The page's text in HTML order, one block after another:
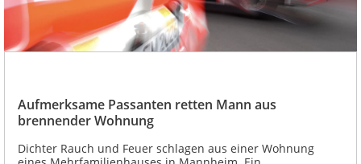
Aufmerksame Passanten retten Mann aus
brennender Wohnung
Dichter Rauch und Feuer schlagen aus einer Wohnung